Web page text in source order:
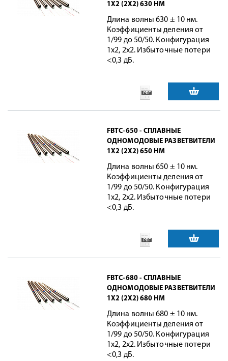
1X2 (2X2) 630 НМ
Длина волны 630 ± 10 нм.
Коэффициенты деления от
1/99 до 50/50. Конфигурация
1x2, 2x2. Избыточные потери
<0,3 дБ.
FBTC-650 - СПЛАВНЫЕ
ОДНОМОДОВЫЕ РАЗВЕТВИТЕЛИ
1X2 (2X2) 650 НМ
Длина волны 650 ± 10 нм.
Коэффициенты деления от
1/99 до 50/50. Конфигурация
1x2, 2x2. Избыточные потери
<0,3 дБ.
FBTC-680 - СПЛАВНЫЕ
ОДНОМОДОВЫЕ РАЗВЕТВИТЕЛИ
1X2 (2X2) 680 НМ
Длина волны 680 ± 10 нм.
Коэффициенты деления от
1/99 до 50/50. Конфигурация
1x2, 2x2. Избыточные потери
<0,3 дБ.